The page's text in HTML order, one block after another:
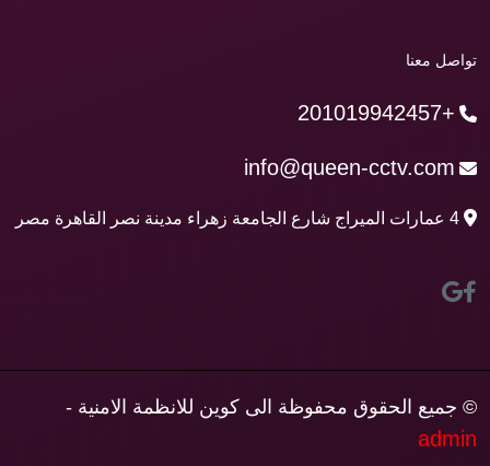
تواصل معنا
+201019942457
info@queen-cctv.com
4 عمارات الميراج شارع الجامعة زهراء مدينة نصر القاهرة مصر
© جميع الحقوق محفوظة الى كوين للانظمة الامنية -
admin